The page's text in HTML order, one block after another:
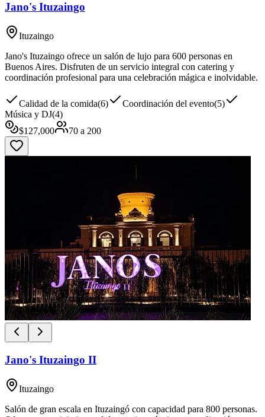
Jano's Ituzaingo
Ituzaingo
Jano's Ituzaingo ofrece un salón de lujo para 600 personas en
Buenos Aires. Disfruten de un servicio integral con catering y
coordinación profesional para una celebración mágica e inolvidable.
Calidad de la comida(6) Coordinación del evento(5)
Música y DJ(4)
$127,000 70 a 200
Jano's Ituzaingo II
Ituzaingo
Salón de gran escala en Ituzaingó con capacidad para 800 personas.